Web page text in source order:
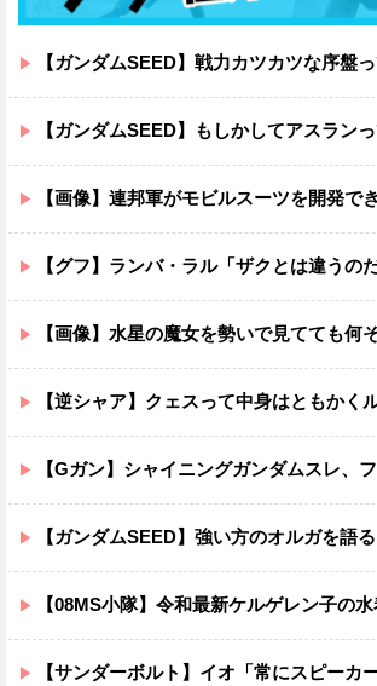
【ガンダムSEED】戦力カツカツな序盤ってガンダムの中だ
【ガンダムSEED】もしかしてアスランって言葉にするのが下手なだけで
【画像】連邦軍がモビルスーツを開発できなかった世界線の
【グフ】ランバ・ラル「ザクとは違うのだよ
【画像】水星の魔女を勢いで見てても何それ…ってなる
【逆シャア】クェスって中身はともかくルック
【Gガン】シャイニングガンダムスレ、フェイスオープンが嫌い
【ガンダムSEED】強い方のオルガを語るスレ、3人の中でも
【08MS小隊】令和最新ケルゲレン子の水着イラストがあま
【サンダーボルト】イオ「常にスピーカーをONにしてな！」→オフにしたく